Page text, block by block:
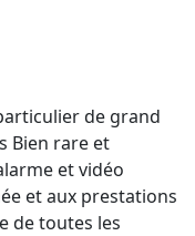
de grand
Bien rare et
et vidéo
et aux prestations
de toutes les